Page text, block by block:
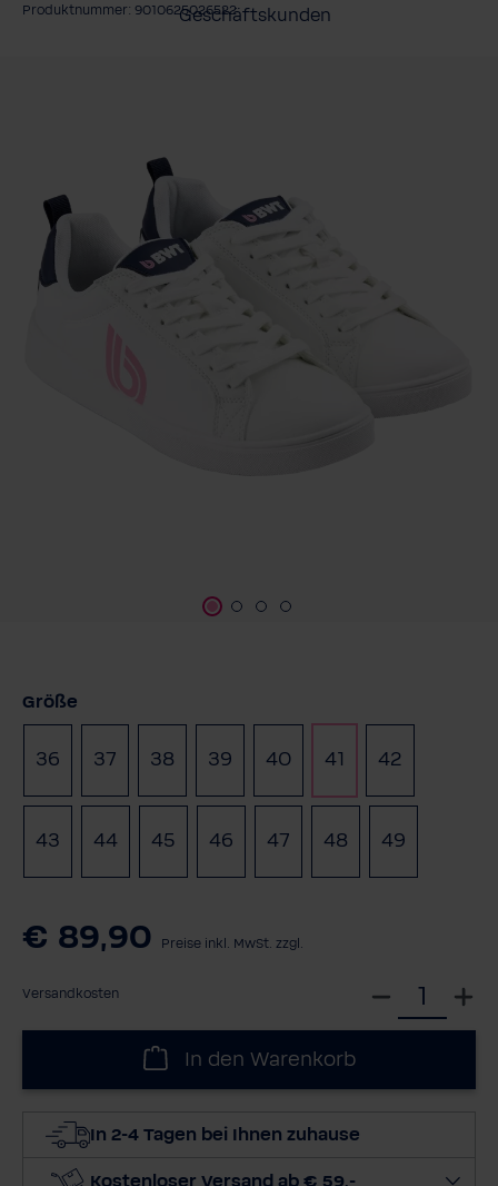
Geschäftskunden
Produktnummer: 9010625026522
Größe
36 37 38 39 40 41 42
43 44 45 46 47 (Diese Option ist
48 (Diese Option
49
€ 89,90 Preise inkl. MwSt. zzgl.
Versandkosten
W
e
e
In den Warenkorb
In 2-4 Tagen bei Ihnen zuhause
Kostenloser Versand ab € 59,-